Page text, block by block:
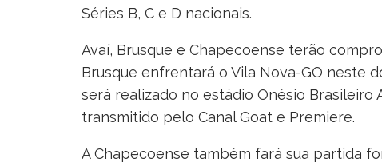
Séries B, C e D nacionais.
Avaí, Brusque e Chapecoense terão
Brusque enfrentará o Vila Nova-GO neste
será realizado no estádio Onésio Brasileiro
transmitido pelo Canal Goat e Premiere.
A Chapecoense também fará sua partida